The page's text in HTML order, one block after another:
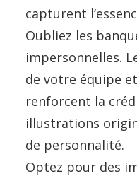
capturent
Oubliez les
impersonnelles.
de votre équipe
renforcent la
illustrations
de personnalité.
Optez pour des